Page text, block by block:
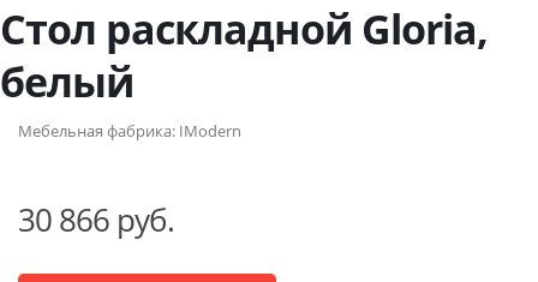
Стол раскладной Gloria,
белый
Мебельная фабрика: IModern
30 866 руб.